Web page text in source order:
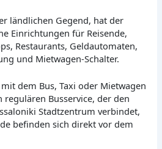
ländlichen Gegend, hat der
Einrichtungen für Reisende,
Restaurants, Geldautomaten,
und Mietwagen-Schalter.
dem Bus, Taxi oder Mietwagen
regulären Busservice, der den
Stadtzentrum verbindet,
befinden sich direkt vor dem